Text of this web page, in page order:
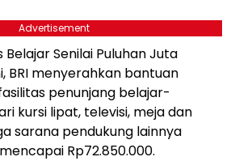
Advertisement
Belajar Senilai Puluhan Juta
BRI menyerahkan bantuan
penunjang belajar-
kursi lipat, televisi, meja dan
sarana pendukung lainnya
Rp72.850.000.